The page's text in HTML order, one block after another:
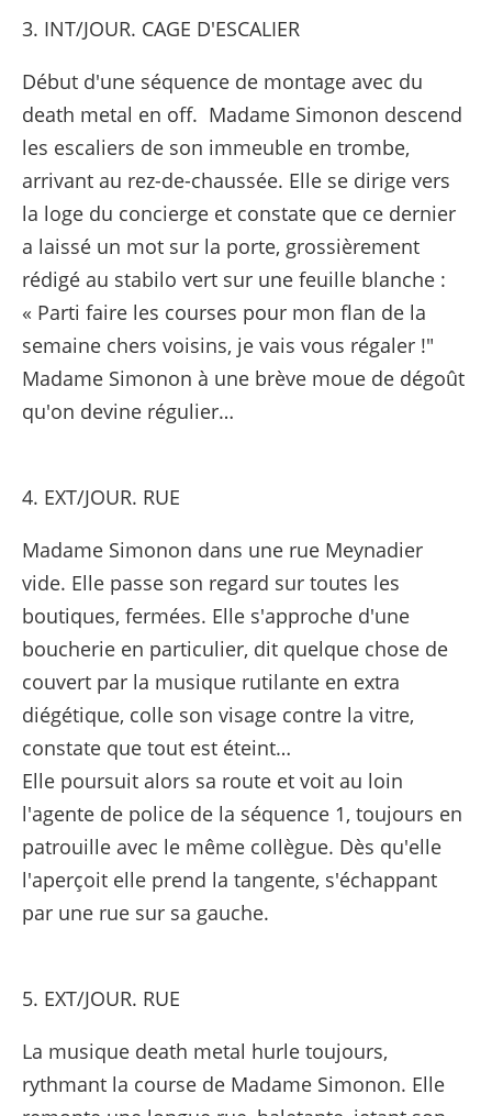
3. INT/JOUR. CAGE D'ESCALIER
Début d'une séquence de montage avec du
death metal en off. Madame Simonon descend
les escaliers de son immeuble en trombe,
arrivant au rez-de-chaussée. Elle se dirige vers
la loge du concierge et constate que ce dernier
a laissé un mot sur la porte, grossièrement
rédigé au stabilo vert sur une feuille blanche :
« Parti faire les courses pour mon flan de la
semaine chers voisins, je vais vous régaler !"
Madame Simonon à une brève moue de dégoût
qu'on devine régulier…
4. EXT/JOUR. RUE
Madame Simonon dans une rue Meynadier
vide. Elle passe son regard sur toutes les
boutiques, fermées. Elle s'approche d'une
boucherie en particulier, dit quelque chose de
couvert par la musique rutilante en extra
diégétique, colle son visage contre la vitre,
constate que tout est éteint…
Elle poursuit alors sa route et voit au loin
l'agente de police de la séquence 1, toujours en
patrouille avec le même collègue. Dès qu'elle
l'aperçoit elle prend la tangente, s'échappant
par une rue sur sa gauche.
5. EXT/JOUR. RUE
La musique death metal hurle toujours,
rythmant la course de Madame Simonon. Elle